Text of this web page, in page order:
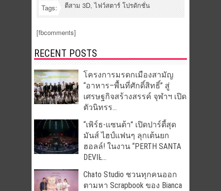
Tags: ตีสาม 3D,ไฟว์สตาร์ โปรดักชั่น
[fbcomments]
RECENT POSTS
โครงการมรดกเมืองสามัญ
“อาหาร–พื้นที่ศักดิ์สิทธิ์” สู่
เศรษฐกิจสร้างสรรค์ จุฬาฯ เปิด
ตัวนิทรร...
“เพิร์ธ-แซนต้า” เปิดปาร์ตี้สุด
มันส์ ไฮป์แฟนๆ ลุกเต้นยก
ฮอลล์! ในงาน “PERTH SANTA
DEVIL̵...
Chato Studio ชวนทุกคนออก
ตามหา Scrapbook ของ Bianca